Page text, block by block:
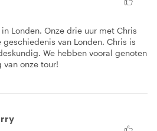
Londen. Onze drie uur met Chris
van Londen. Chris is
We hebben vooral genoten
onze tour!